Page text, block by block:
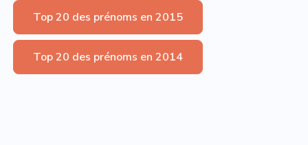
Top 20 des prénoms en 2015
Top 20 des prénoms en 2014